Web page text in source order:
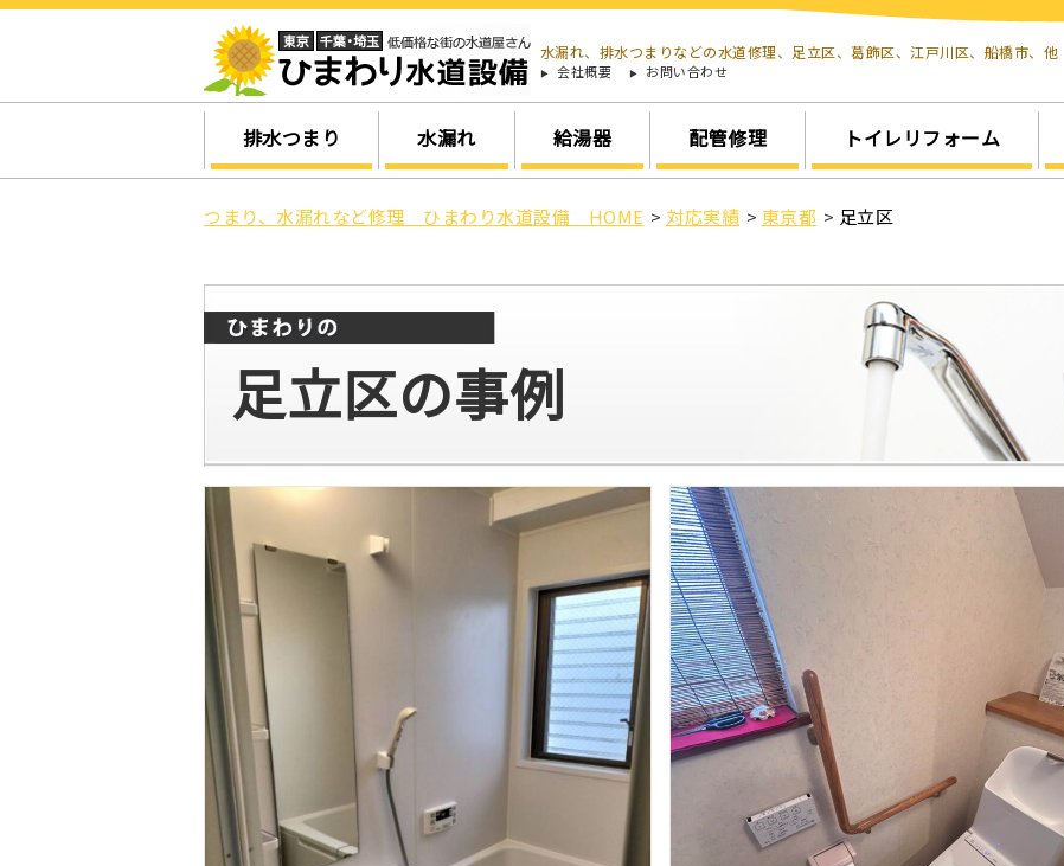
水漏れ、排水つまりなどの水道修理、足立区、葛飾区、江戸川区、船橋市、他
会社概要 お問い合わせ
排水つまり 水漏れ 給湯器 配管修理 トイレリフォーム
つまり、水漏れなど修理 ひまわり水道設備 HOME > 対応実績 > 東京都 > 足立区
足立区の事例